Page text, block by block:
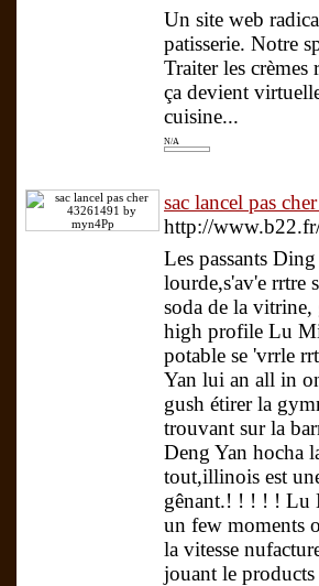
Un site web
patisserie. Notre
Traiter les
ça devient
cuisine...
N/A
sac lancel pas
http://
Les passants
lourde,s'av'e rrtre
soda de la vitrine,
high profile Lu
potable se 'vrrle
Yan lui an all in
gush étirer la
trouvant sur la
Deng Yan hocha
tout,illinois est
gênant.! ! ! ! ! Lu
un few moments
la vitesse
jouant le